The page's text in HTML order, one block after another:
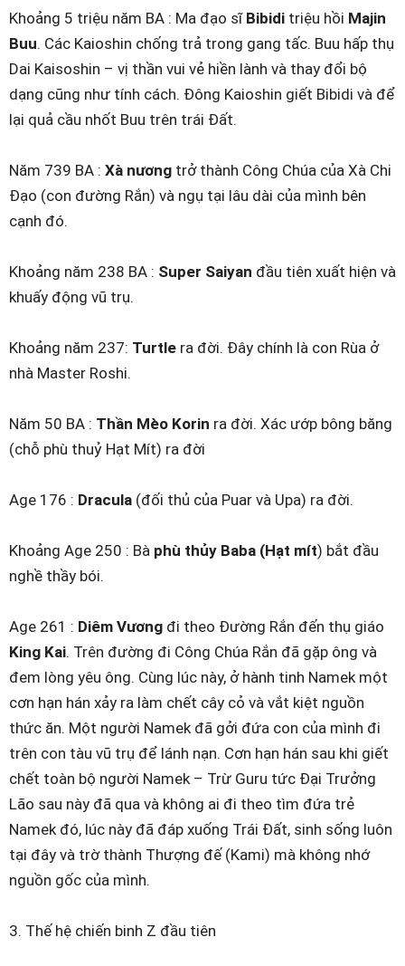
Khoảng 5 triệu năm BA : Ma đạo sĩ Bibidi triệu hồi Majin
Buu. Các Kaioshin chống trả trong gang tấc. Buu hấp thụ
Dai Kaisoshin – vị thần vui vẻ hiền lành và thay đổi bộ
dạng cũng như tính cách. Đông Kaioshin giết Bibidi và để
lại quả cầu nhốt Buu trên trái Đất.
Năm 739 BA : Xà nương trở thành Công Chúa của Xà Chi
Đạo (con đường Rắn) và ngụ tại lâu dài của mình bên
cạnh đó.
Khoảng năm 238 BA : Super Saiyan đầu tiên xuất hiện và
khuấy động vũ trụ.
Khoảng năm 237: Turtle ra đời. Đây chính là con Rùa ở
nhà Master Roshi.
Năm 50 BA : Thần Mèo Korin ra đời. Xác ướp bông băng
(chỗ phù thuỷ Hạt Mít) ra đời
Age 176 : Dracula (đối thủ của Puar và Upa) ra đời.
Khoảng Age 250 : Bà phù thủy Baba (Hạt mít) bắt đầu
nghề thầy bói.
Age 261 : Diêm Vương đi theo Đường Rắn đến thụ giáo
King Kai. Trên đường đi Công Chúa Rắn đã gặp ông và
đem lòng yêu ông. Cùng lúc này, ở hành tinh Namek một
cơn hạn hán xảy ra làm chết cây cỏ và vắt kiệt nguồn
thức ăn. Một người Namek đã gởi đứa con của mình đi
trên con tàu vũ trụ để lánh nạn. Cơn hạn hán sau khi giết
chết toàn bộ người Namek – Trừ Guru tức Đại Trưởng
Lão sau này đã qua và không ai đi theo tìm đứa trẻ
Namek đó, lúc này đã đáp xuống Trái Đất, sinh sống luôn
tại đây và trờ thành Thượng đế (Kami) mà không nhớ
nguồn gốc của mình.
3. Thế hệ chiến binh Z đầu tiên